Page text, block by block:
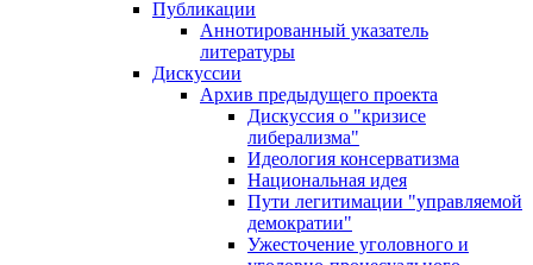
Публикации
Аннотированный указатель
литературы
Дискуссии
Архив предыдущего проекта
Дискуссия о "кризисе
либерализма"
Идеология консерватизма
Национальная идея
Пути легитимации "управляемой
демократии"
Ужесточение уголовного и